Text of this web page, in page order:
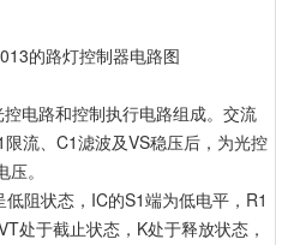
的路灯控制器电路图
电路和控制执行电路组成。交流
流、C1滤波及VS稳压后，为光控
。
阻状态，IC的S1端为低电平，R1
处于截止状态，K处于释放状态，